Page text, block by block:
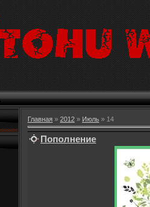
Главная » 2012 » Июль » 14
Пополнение